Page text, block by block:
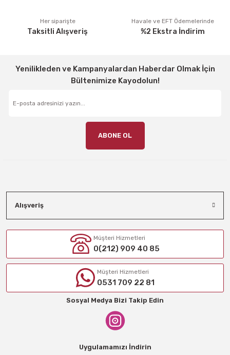
Her siparişte
Taksitli Alışveriş
Havale ve EFT Ödemelerinde
%2 Ekstra İndirim
Yenilikleden ve Kampanyalardan Haberdar Olmak İçin
Bültenimize Kayodolun!
ABONE OL
Alışveriş
Müşteri Hizmetleri
0(212) 909 40 85
Müşteri Hizmetleri
0531 709 22 81
Sosyal Medya Bizi Takip Edin
Uygulamamızı İndirin